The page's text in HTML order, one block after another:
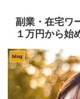
副業・在宅ワ
１万円から始
blog